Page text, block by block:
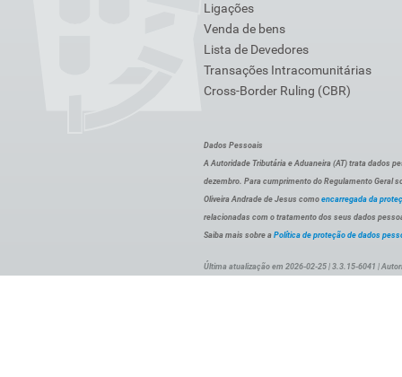
Ligações
Venda de bens
Lista de Devedores
Transações Intracomunitárias
Cross-Border Ruling (CBR)
Dados Pessoais
A Autoridade Tributária e Aduaneira (AT) trata dados
dezembro. Para cumprimento do Regulamento Geral
Oliveira Andrade de Jesus como encarregada da
relacionadas com o tratamento dos seus dados
Saiba mais sobre a Política de proteção de dados
Última atualização em 2026-02-25 | 3.3.15-6041 |